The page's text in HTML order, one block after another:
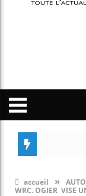
accueil »
WRC. OGIER VISE